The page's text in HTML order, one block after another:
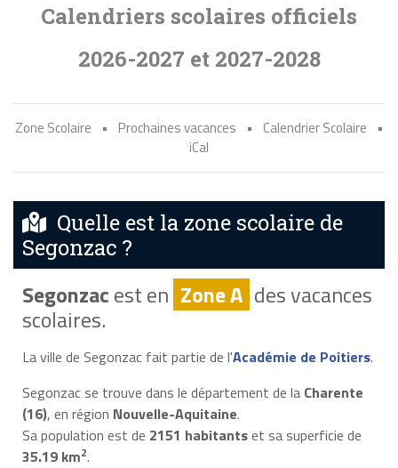
Calendriers scolaires officiels
2026-2027 et 2027-2028
Zone Scolaire • Prochaines vacances • Calendrier Scolaire
•
iCal
Quelle est la zone scolaire de
Segonzac ?
Segonzacest en Zone A des vacances
scolaires.
La ville de Segonzac fait partie de l'Académie de Poitiers.
Segonzac se trouve dans le département de la Charente
(16), en région Nouvelle-Aquitaine.
Sa population est de 2151 habitantset sa superficie de
35.19 km2.